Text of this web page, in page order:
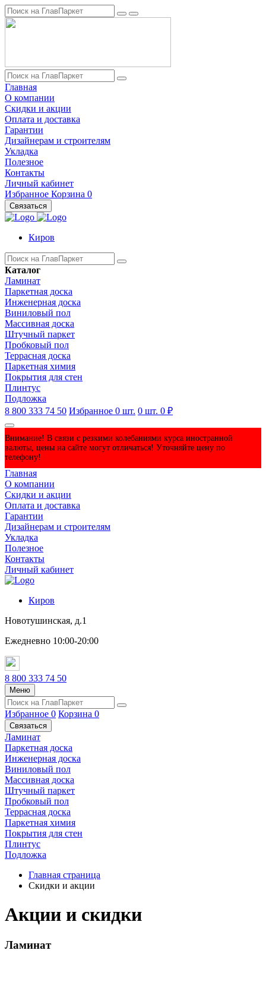
Главная
О компании
Скидки и акции
Оплата и доставка
Гарантии
Дизайнерам и строителям
Укладка
Полезное
Контакты
Личный кабинет
Избранное Корзина 0
Связаться
Киров
Каталог
Ламинат
Паркетная доска
Инженерная доска
Виниловый пол
Массивная доска
Штучный паркет
Пробковый пол
Террасная доска
Паркетная химия
Покрытия для стен
Плинтус
Подложка
8 800 333 74 50 Избранное 0 шт. 0 шт. 0 ₽
Внимание! В связи с резкими колебаниями курса иностранной
валюты, цены на сайте могут отличаться! Уточняйте цену по
телефону!
Главная
О компании
Скидки и акции
Оплата и доставка
Гарантии
Дизайнерам и строителям
Укладка
Полезное
Контакты
Личный кабинет
Киров
Новотушинская, д.1
Ежедневно 10:00-20:00
8 800 333 74 50
Меню
Избранное 0 Корзина 0
Связаться
Ламинат
Паркетная доска
Инженерная доска
Виниловый пол
Массивная доска
Штучный паркет
Пробковый пол
Террасная доска
Паркетная химия
Покрытия для стен
Плинтус
Подложка
Главная страница
Скидки и акции
Акции и скидки
Ламинат